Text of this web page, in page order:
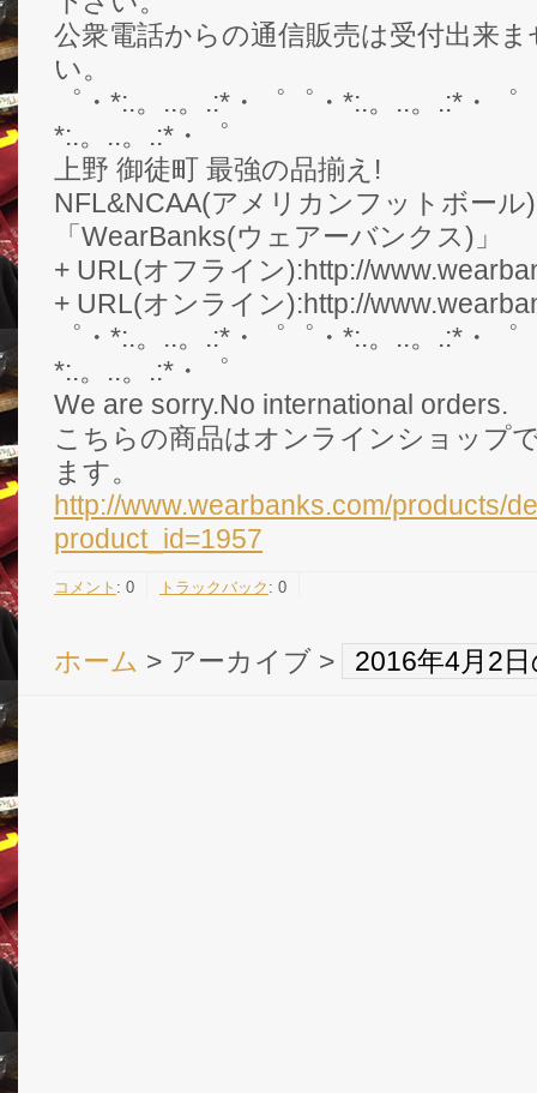
公衆電話からの通信販売は受付出来
い。
゜・*:.。..。.:*・゜゜・*:.。..。.:*・
*:.。..。.:*・゜
上野 御徒町 最強の品揃え!
NFL&NCAA(アメリカンフットボール
「WearBanks(ウェアーバンクス)」
+ URL(オフライン):http://
+ URL(オンライン):http://
゜・*:.。..。.:*・゜゜・*:.。..。.:*・
*:.。..。.:*・゜
We are sorry.No international orders.
こちらの商品はオンラインショップ
ます。
http://www.wearbanks.com/products/
product_id=1957
コメント : 0 トラックバック : 0
ホーム > アーカイブ > 2016年4月2